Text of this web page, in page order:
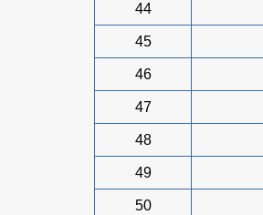
44
45
46
47
48
49
50